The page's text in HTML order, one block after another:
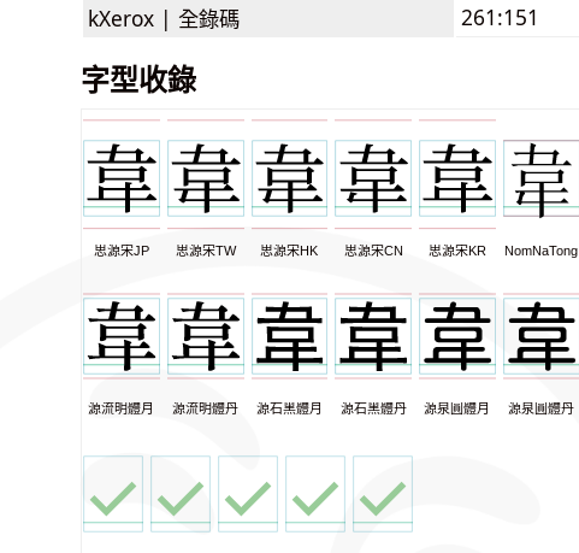
kXerox | 全錄碼 261:151
字型收錄
思源宋JP 思源宋TW 思源宋HK 思源宋CN 思源宋KR NomNaTong
源流明體月 源流明體丹 源石黑體月 源石黑體丹 源泉圓體月 源泉圓體丹